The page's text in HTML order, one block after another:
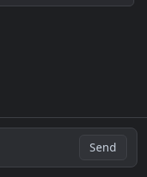
Send